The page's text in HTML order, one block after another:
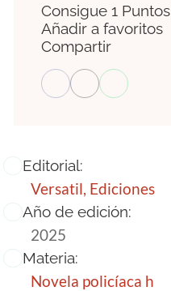
Editorial:
Versatil, Ediciones
Año de edición:
2025
Materia:
Novela policíaca h
Consigue 1 Puntos
Añadir a favoritos
Compartir